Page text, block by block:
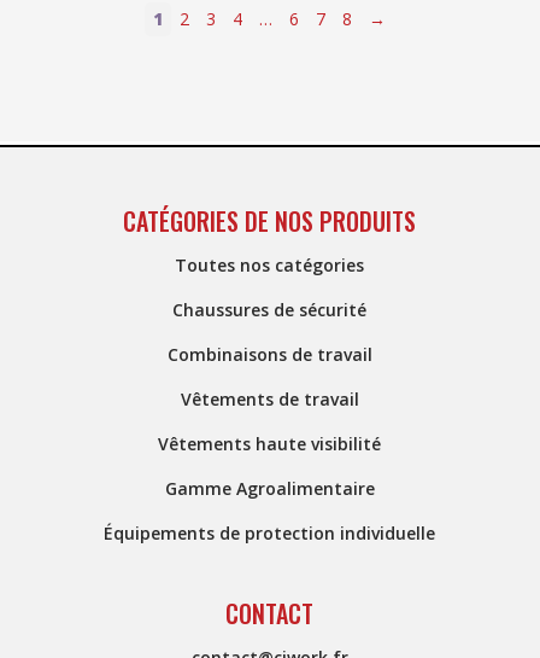
1 2 3 4 … 6 7 8 →
CATÉGORIES DE NOS PRODUITS
Toutes nos catégories
Chaussures de sécurité
Combinaisons de travail
Vêtements de travail
Vêtements haute visibilité
Gamme Agroalimentaire
Équipements de protection individuelle
CONTACT